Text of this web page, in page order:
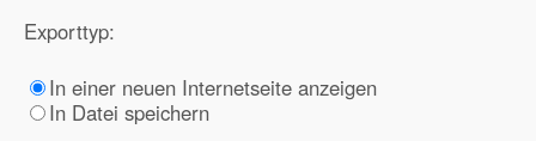
Exporttyp:
In einer neuen Internetseite anzeigen
In Datei speichern